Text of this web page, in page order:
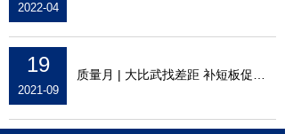
2022-04
19
2021-09
质量月 | 大比武找差距 补短板促提升